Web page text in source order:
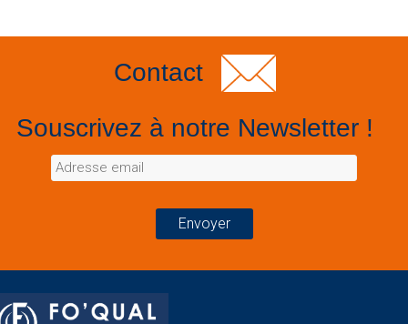
Contact
Souscrivez à notre Newsletter !